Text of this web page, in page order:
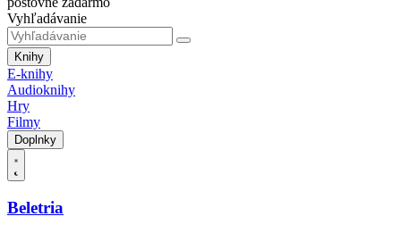
Vyhľadávanie
Knihy
E-knihy
Audioknihy
Hry
Filmy
Doplnky
Beletria